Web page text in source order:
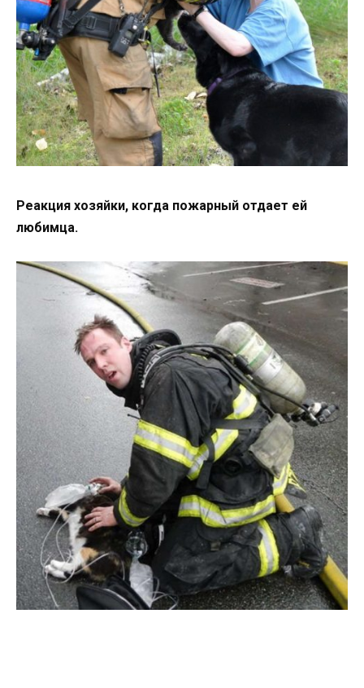
Реакция хозяйки, когда пожарный отдает ей
любимца.